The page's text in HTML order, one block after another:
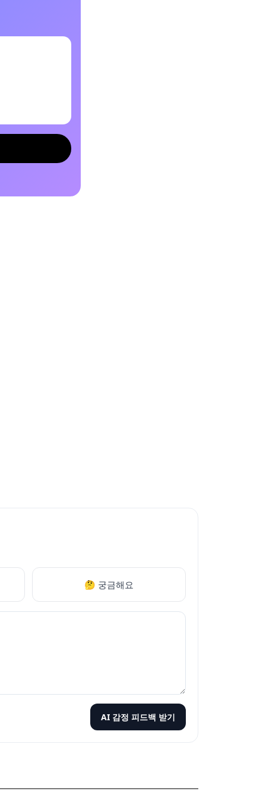
🤔 궁금해요
AI 감정 피드백 받기